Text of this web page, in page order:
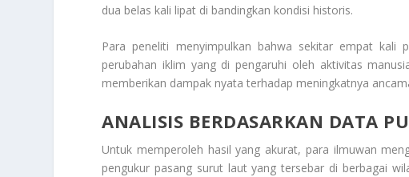
dua belas kali lipat di bandingkan kondisi historis.
Para peneliti menyimpulkan bahwa sekitar empat kali
perubahan iklim yang di pengaruhi oleh aktivitas
memberikan dampak nyata terhadap meningkatnya
ANALISIS BERDASARKAN DATA
Untuk memperoleh hasil yang akurat, para ilmuwan
pengukur pasang surut laut yang tersebar di berbagai